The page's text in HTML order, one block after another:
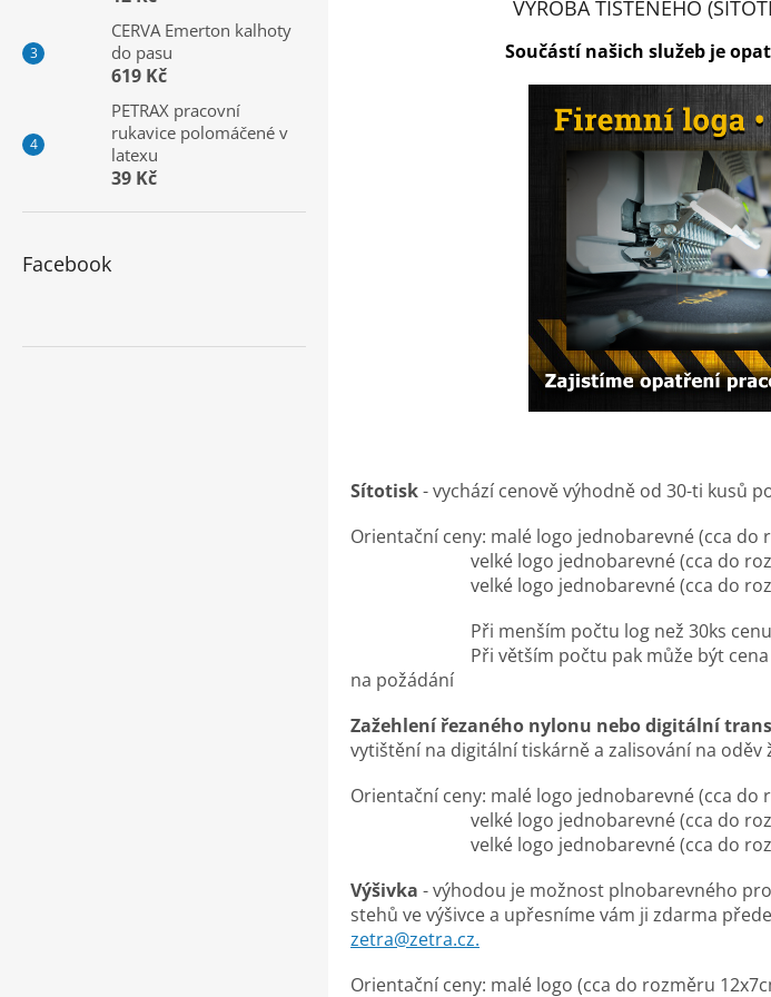
CERVA Emerton kalhoty
do pasu
619 Kč
PETRAX pracovní
rukavice polomáčené v
latexu
39 Kč
Facebook
VÝROBA TIŠTĚNÉHO
Součástí našich služeb je
Sítotisk- vychází cenově výhodně od 30-ti kusů
Orientační ceny: malé logo jednobarevné (cca do
velké logo jednobarevné (cca do
velké logo jednobarevné (cca do
Při menším počtu log než 30ks cenu
Při větším počtu pak může být cena o
na požádání
Zažehlení řezaného nylonu nebo digitální
vytištění na digitální tiskárně a zalisování na oděv
Orientační ceny: malé logo jednobarevné (cca do
velké logo jednobarevné (cca do
velké logo jednobarevné (cca do
Výšivka - výhodou je možnost plnobarevného
stehů ve výšivce a upřesníme vám ji zdarma
zetra@zetra.cz.
Orientační ceny: malé logo (cca do rozměru